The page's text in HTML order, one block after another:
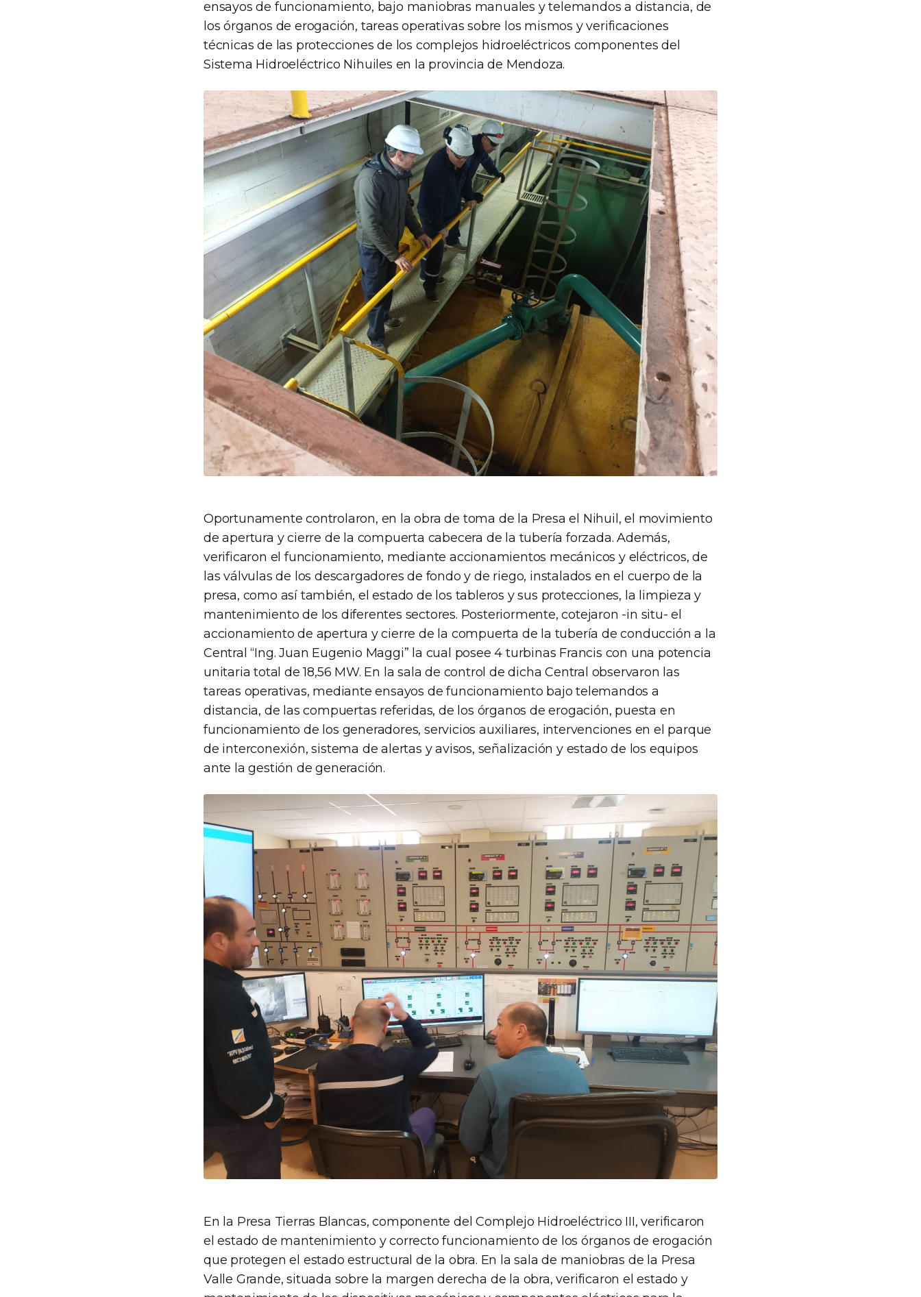
ensayos de funcionamiento, bajo maniobras manuales y telemandos a distancia, de
los órganos de erogación, tareas operativas sobre los mismos y verificaciones
técnicas de las protecciones de los complejos hidroeléctricos componentes del
Sistema Hidroeléctrico Nihuiles en la provincia de Mendoza.
Oportunamente controlaron, en la obra de toma de la Presa el Nihuil, el movimiento
de apertura y cierre de la compuerta cabecera de la tubería forzada. Además,
verificaron el funcionamiento, mediante accionamientos mecánicos y eléctricos, de
las válvulas de los descargadores de fondo y de riego, instalados en el cuerpo de la
presa, como así también, el estado de los tableros y sus protecciones, la limpieza y
mantenimiento de los diferentes sectores. Posteriormente, cotejaron -in situ- el
accionamiento de apertura y cierre de la compuerta de la tubería de conducción a la
Central “Ing. Juan Eugenio Maggi” la cual posee 4 turbinas Francis con una potencia
unitaria total de 18,56 MW. En la sala de control de dicha Central observaron las
tareas operativas, mediante ensayos de funcionamiento bajo telemandos a
distancia, de las compuertas referidas, de los órganos de erogación, puesta en
funcionamiento de los generadores, servicios auxiliares, intervenciones en el parque
de interconexión, sistema de alertas y avisos, señalización y estado de los equipos
ante la gestión de generación.
En la Presa Tierras Blancas, componente del Complejo Hidroeléctrico III, verificaron
el estado de mantenimiento y correcto funcionamiento de los órganos de erogación
que protegen el estado estructural de la obra. En la sala de maniobras de la Presa
Valle Grande, situada sobre la margen derecha de la obra, verificaron el estado y